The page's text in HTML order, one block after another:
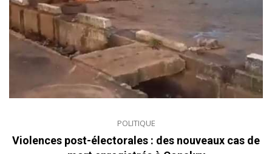
POLITIQUE
Violences post-électorales : des nouveaux cas de